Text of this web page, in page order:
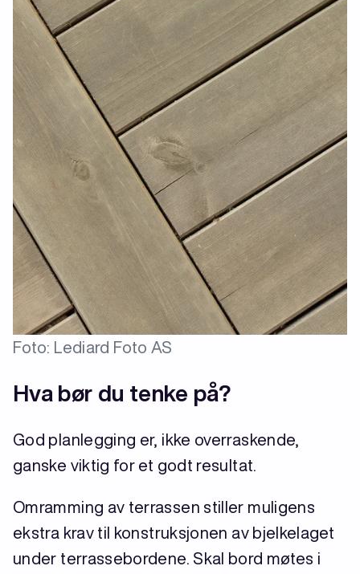
Foto: Lediard Foto AS
Hva bør du tenke på?
God planlegging er, ikke overraskende,
ganske viktig for et godt resultat.
Omramming av terrassen stiller muligens
ekstra krav til konstruksjonen av bjelkelaget
under terrassebordene. Skal bord møtes i